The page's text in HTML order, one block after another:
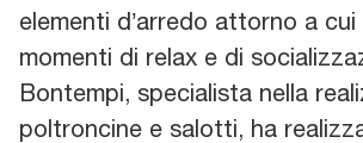
elementi d’arredo attorno a
momenti di relax e di
Bontempi, specialista nella
poltroncine e salotti, ha